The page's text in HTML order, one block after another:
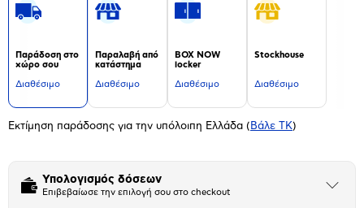
Παράδοση στο
χώρο σου
Διαθέσιμο
Παραλαβή από
κατάστημα
Διαθέσιμο
BOX NOW
locker
Διαθέσιμο
Stockhouse
Διαθέσιμο
Εκτίμηση παράδοσης για την υπόλοιπη Ελλάδα ( Βάλε ΤΚ)
Υπολογισμός δόσεων
Επιβεβαίωσε την επιλογή σου στο checkout
Άνοιξε